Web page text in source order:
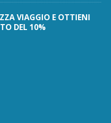
VIAGGIO E OTTIENI
DEL 10%